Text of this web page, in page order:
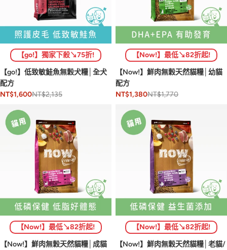
【go!】獨家下殺↘75折!
【go!】低致敏鮭魚無穀犬糧│全犬
配方
NT$1,600NT$2,135
【Now!】最低↘82折起!
【Now!】鮮肉無穀天然貓糧│幼貓
配方
NT$1,380NT$1,770
【Now!】最低↘82折起!
【Now!】鮮肉無穀天然貓糧│成貓
【Now!】最低↘82折起!
【Now!】鮮肉無穀天然貓糧│老貓/